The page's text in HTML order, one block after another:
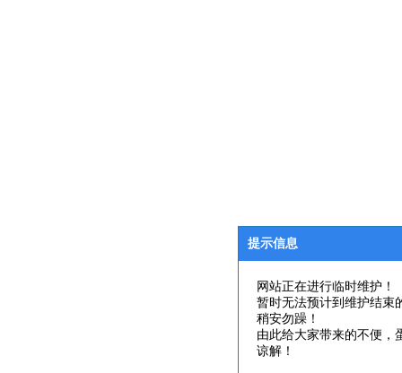
提示信息
网站正在进行临时维护！
暂时无法预计到维护结束
稍安勿躁！
由此给大家带来的不便，
谅解！